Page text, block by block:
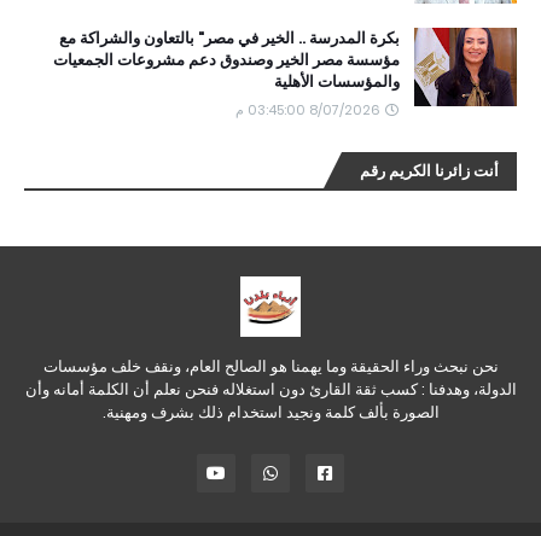
بكرة المدرسة .. الخير في مصر" بالتعاون والشراكة مع
مؤسسة مصر الخير وصندوق دعم مشروعات الجمعيات
والمؤسسات الأهلية
8/07/2026 03:45:00 م
أنت زائرنا الكريم رقم
نحن نبحث وراء الحقيقة وما يهمنا هو الصالح العام، ونقف خلف مؤسسات
الدولة، وهدفنا : كسب ثقة القارئ دون استغلاله فنحن نعلم أن الكلمة أمانه وأن
الصورة بألف كلمة ونجيد استخدام ذلك بشرف ومهنية.